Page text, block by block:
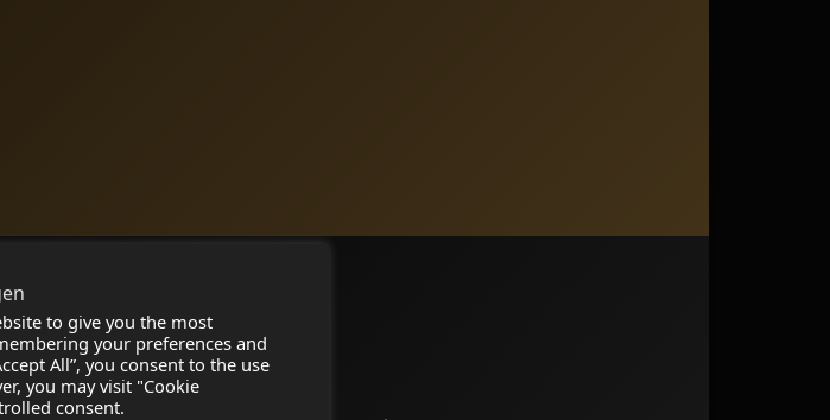
TRAINER
to give you the most
your preferences and
All”, you consent to the use
you may visit "Cookie
consent.